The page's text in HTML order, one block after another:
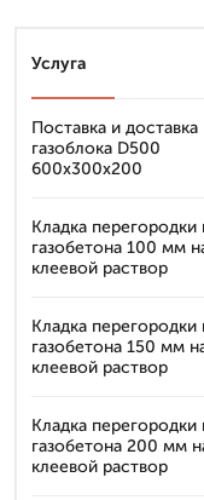
Услуга
Поставка и доставка
газоблока D500
600х300х200
Кладка перегородки
газобетона 100 мм
клеевой раствор
Кладка перегородки
газобетона 150 мм
клеевой раствор
Кладка перегородки
газобетона 200 мм
клеевой раствор